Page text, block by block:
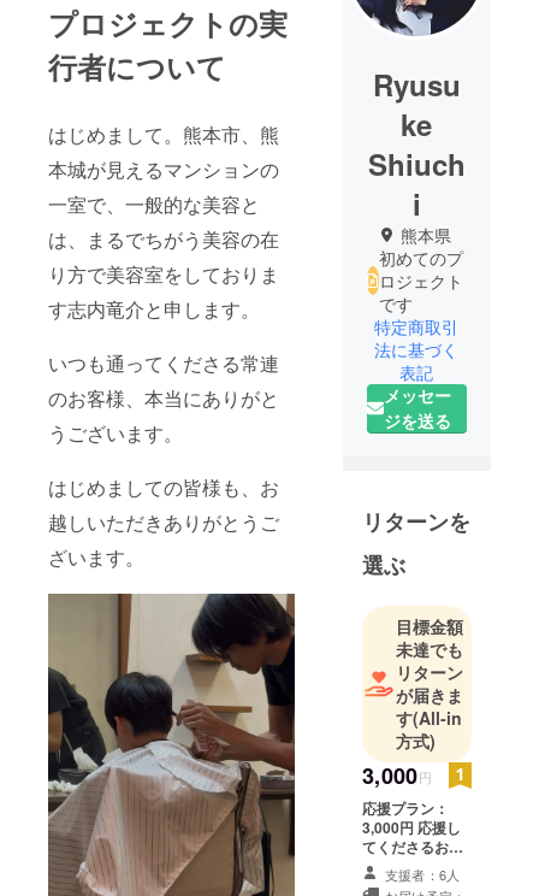
プロジェクトの実
行者について
はじめまして。熊本市、熊
本城が見えるマンションの
一室で、一般的な美容と
は、まるでちがう美容の在
り方で美容室をしておりま
す志内竜介と申します。
いつも通ってくださる常連
のお客様、本当にありがと
うございます。
はじめましての皆様も、お
越しいただきありがとうご
ざいます。
Ryusu
ke
Shiuch
i
熊本県
初めてのプ
ロジェクト
です
特定商取引
法に基づく
表記
メッセー
ジを送る
リターンを
選ぶ
目標金額
未達でも
リターン
が届きま
す(All-in
方式)
3,000円
応援プラン：
3,000円 応援し
てくださるお気
持ちを形に。
メールにてサン
支援者：6人